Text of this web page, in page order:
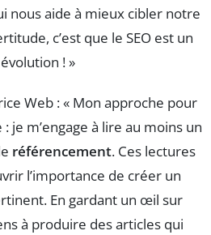
nous aide à mieux cibler notre
c’est que le SEO est un
! »
Web : « Mon approche pour
je m’engage à lire au moins un
référencement. Ces lectures
l’importance de créer un
En gardant un œil sur
à produire des articles qui